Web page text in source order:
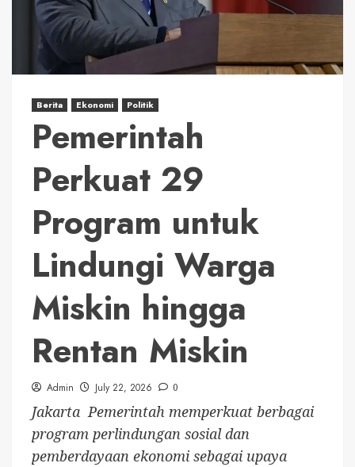
Berita Ekonomi Politik
Pemerintah
Perkuat 29
Program untuk
Lindungi Warga
Miskin hingga
Rentan Miskin
Admin July 22, 2026 0
Jakarta  Pemerintah memperkuat berbagai
program perlindungan sosial dan
pemberdayaan ekonomi sebagai upaya